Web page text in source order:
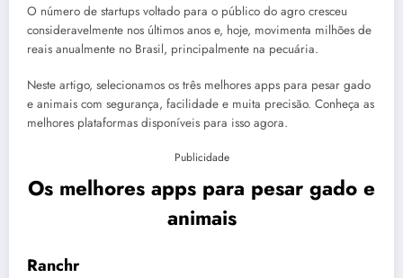
O número de startups voltado para o público do agro cresceu
consideravelmente nos últimos anos e, hoje, movimenta milhões de
reais anualmente no Brasil, principalmente na pecuária.
Neste artigo, selecionamos os três melhores apps para pesar gado
e animais com segurança, facilidade e muita precisão. Conheça as
melhores plataformas disponíveis para isso agora.
Publicidade
Os melhores apps para pesar gado e
animais
Ranchr